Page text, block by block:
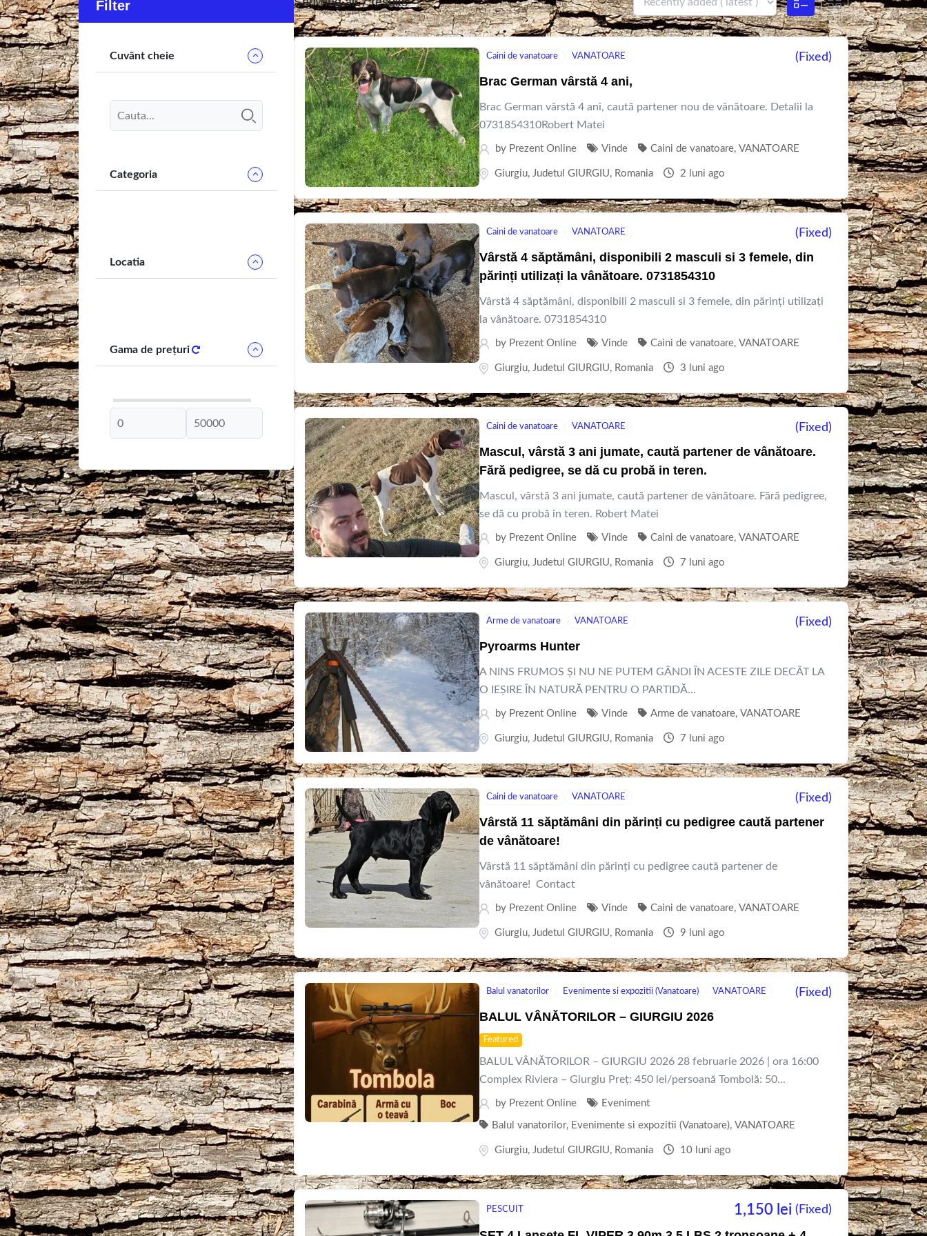
Caini de vanatoare VANATOARE (Fixed)
Brac German vârstă 4 ani,
Brac German vârstă 4 ani, caută partener nou de vânătoare. Detalii la
0731854310Robert Matei
by Prezent Online Vinde Caini de vanatoare, VANATOARE
Giurgiu, Judetul GIURGIU, Romania 2 luni ago
Caini de vanatoare VANATOARE (Fixed)
Vârstă 4 săptămâni, disponibili 2 masculi si 3 femele, din
părinți utilizați la vânătoare. 0731854310
Vârstă 4 săptămâni, disponibili 2 masculi si 3 femele, din părinți utilizați
la vânătoare. 0731854310
by Prezent Online Vinde Caini de vanatoare, VANATOARE
Giurgiu, Judetul GIURGIU, Romania 3 luni ago
Caini de vanatoare VANATOARE (Fixed)
Mascul, vârstă 3 ani jumate, caută partener de vânătoare.
Fără pedigree, se dă cu probă in teren.
Mascul, vârstă 3 ani jumate, caută partener de vânătoare. Fără pedigree,
se dă cu probă in teren. Robert Matei
by Prezent Online Vinde Caini de vanatoare, VANATOARE
Giurgiu, Judetul GIURGIU, Romania 7 luni ago
Arme de vanatoare VANATOARE (Fixed)
Pyroarms Hunter
A NINS FRUMOS ȘI NU NE PUTEM GÂNDI ÎN ACESTE ZILE DECÂT LA
O IEȘIRE ÎN NATURĂ PENTRU O PARTIDĂ...
by Prezent Online Vinde Arme de vanatoare, VANATOARE
Giurgiu, Judetul GIURGIU, Romania 7 luni ago
Caini de vanatoare VANATOARE (Fixed)
Vârstă 11 săptămâni din părinți cu pedigree caută partener
de vânătoare!
Vârstă 11 săptămâni din părinți cu pedigree caută partener de
vânătoare! Contact
by Prezent Online Vinde Caini de vanatoare, VANATOARE
Giurgiu, Judetul GIURGIU, Romania 9 luni ago
Balul vanatorilor Evenimente si expozitii (Vanatoare) VANATOARE (Fixed)
BALUL VÂNĂTORILOR – GIURGIU 2026
Featured
BALUL VÂNĂTORILOR – GIURGIU 2026 28 februarie 2026 | ora 16:00
Complex Riviera – Giurgiu Preț: 450 lei/persoană Tombolă: 50...
by Prezent Online Eveniment
Balul vanatorilor, Evenimente si expozitii (Vanatoare), VANATOARE
Giurgiu, Judetul GIURGIU, Romania 10 luni ago
PESCUIT 1,150 lei (Fixed)
Filter
Cuvânt cheie
Categoria
Locatia
Gama de prețuri